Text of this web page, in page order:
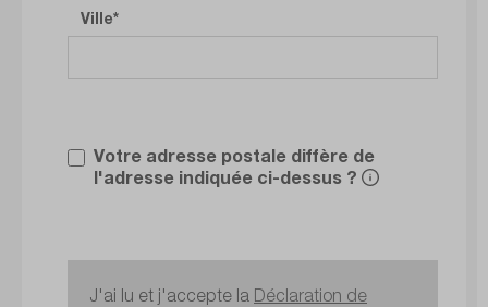
Ville
Votre adresse postale diffère de
l'adresse indiquée ci-dessus ?
J'ai lu et j'accepte la Déclaration de